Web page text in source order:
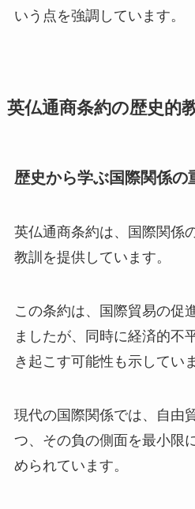
いう点を強調しています。
英仏通商条約の歴史的
歴史から学ぶ国際関係の
英仏通商条約は、国際関係
教訓を提供しています。
この条約は、国際貿易の促
ましたが、同時に経済的不
き起こす可能性も示してい
現代の国際関係では、自由
つ、その負の側面を最小限
められています。